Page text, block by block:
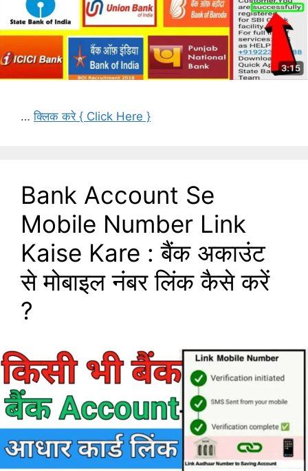
…क्लिक करे { Click Here }
Bank Account Se
Mobile Number Link
Kaise Kare : बैंक अकाउंट
से मोबाइल नंबर लिंक कैसे करें
?